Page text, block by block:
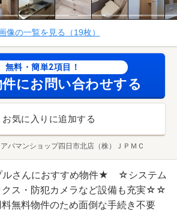
像の一覧を見る（19枚）
無料・簡単2項目！
にお問い合わせする
お気に入りに追加する
アパマンショップ四日市北店（株）ＪＰＭＣ
ルさんにおすすめ物件★ ☆システム
クス・防犯カメラなど設備も充実☆☆
無料物件のため面倒な手続き不要